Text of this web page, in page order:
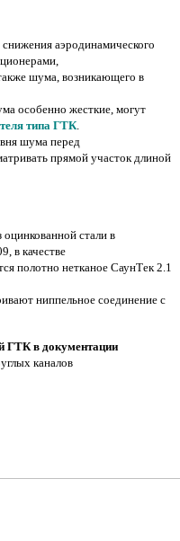
аэродинамического
шума, возникающего в
особенно жесткие, могут
типа ГТК
шума перед
прямой участок длиной
оцинкованной стали в
в качестве
полотно нетканое СаунТек 2.1
ниппельное соединение с
ГТК в документации
каналов